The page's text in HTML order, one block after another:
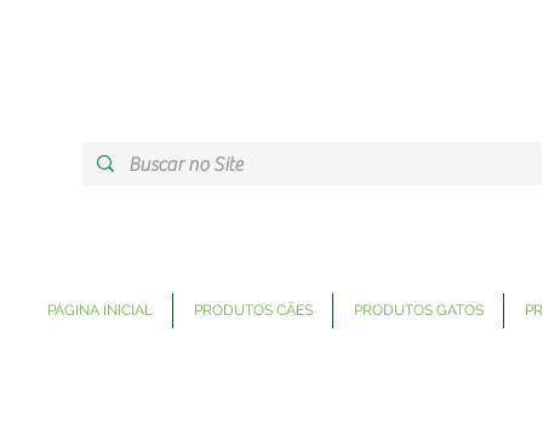
PÁGINA INICIAL PRODUTOS CÃES PRODUTOS GATOS